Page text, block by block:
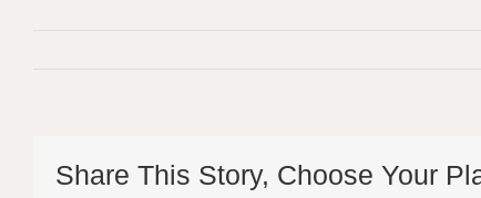
Share This Story, Choose Your